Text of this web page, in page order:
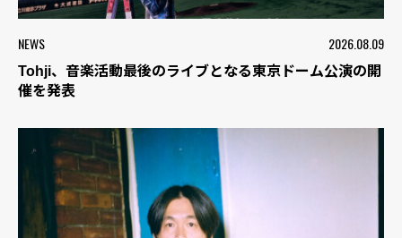
NEWS 2026.08.09
Tohji、音楽活動最後のライブとなる東京ドーム公演の開
催を発表